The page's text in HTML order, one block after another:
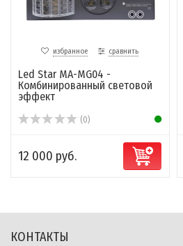
избранное сравнить
Led Star MA-MG04 -
Комбинированный световой
эффект
(0)
12 000 руб.
КОНТАКТЫ